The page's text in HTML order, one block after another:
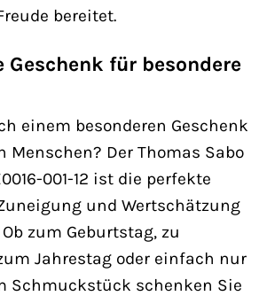
bereitet.
Geschenk für besondere
einem besonderen Geschenk
Menschen? Der Thomas Sabo
001-12 ist die perfekte
und Wertschätzung
zum Geburtstag, zu
Jahrestag oder einfach nur
Schmuckstück schenken Sie